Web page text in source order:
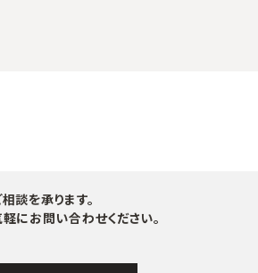
談を承ります。
にお問い合わせください。